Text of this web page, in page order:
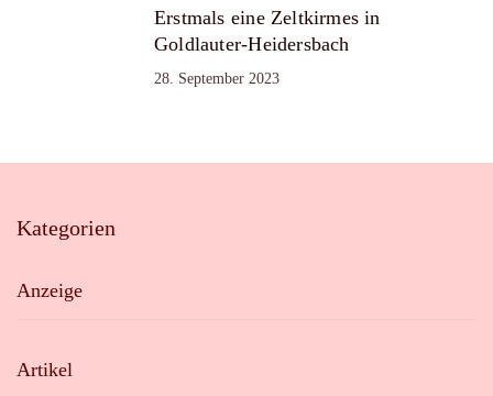
Erstmals eine Zeltkirmes in
Goldlauter-Heidersbach
28. September 2023
Kategorien
Anzeige
Artikel